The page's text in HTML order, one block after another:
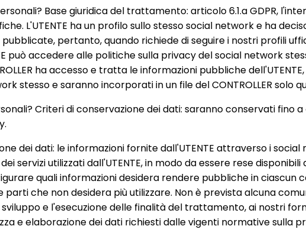
Base giuridica del trattamento: articolo 6.1.a GDPR,
L'UTENTE ha un profilo sullo stesso social network e ha
pertanto, quando richiede di seguire i nostri profili
può accedere alle politiche sulla privacy del social network
ha accesso e tratta le informazioni pubbliche
stesso e saranno incorporati in un file del CONTROLLER solo
Criteri di conservazione dei dati: saranno conservati fino
dei dati: le informazioni fornite dall'UTENTE attraverso i
servizi utilizzati dall'UTENTE, in modo da essere rese
quali informazioni desidera rendere pubbliche in ciascun
che non desidera più utilizzare. Non è prevista alcuna
e l'esecuzione delle finalità del trattamento, ai nostri
e elaborazione dei dati richiesti dalle vigenti normative sulla